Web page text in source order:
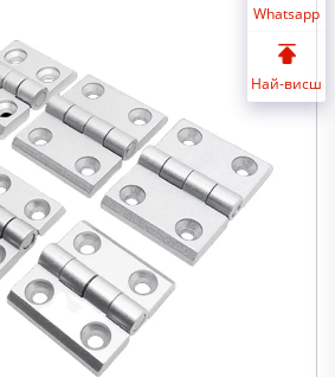
Whatsapp
Най-висш